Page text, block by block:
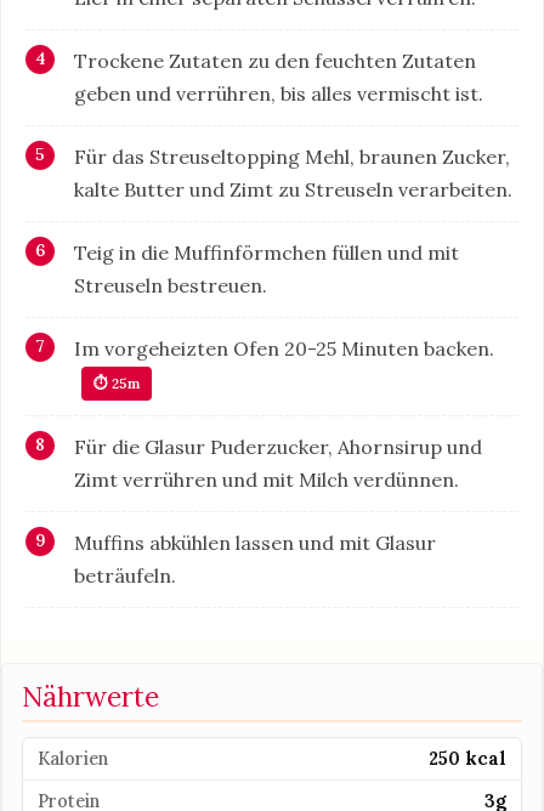
Trockene Zutaten zu den feuchten Zutaten
geben und verrühren, bis alles vermischt ist.
Für das Streuseltopping Mehl, braunen Zucker,
kalte Butter und Zimt zu Streuseln verarbeiten.
Teig in die Muffinförmchen füllen und mit
Streuseln bestreuen.
Im vorgeheizten Ofen 20-25 Minuten backen.
⏱ 25m
Für die Glasur Puderzucker, Ahornsirup und
Zimt verrühren und mit Milch verdünnen.
Muffins abkühlen lassen und mit Glasur
beträufeln.
Nährwerte
Kalorien
250 kcal
Protein
3g